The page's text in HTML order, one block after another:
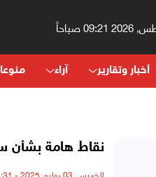
أخبار وتقارير آراء
نقاط هامة بشأن